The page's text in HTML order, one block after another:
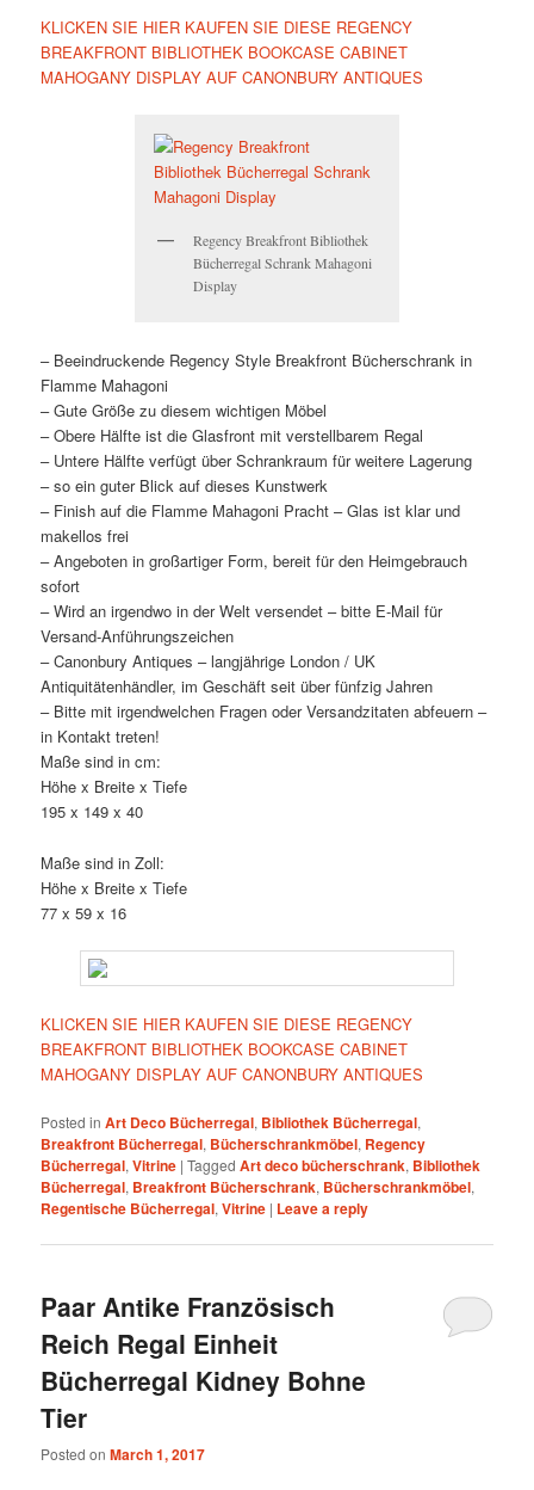
KLICKEN SIE HIER KAUFEN SIE DIESE REGENCY
BREAKFRONT BIBLIOTHEK BOOKCASE CABINET
MAHOGANY DISPLAY AUF CANONBURY ANTIQUES
Regency Breakfront Bibliothek
Bücherregal Schrank Mahagoni
Display
– Beeindruckende Regency Style Breakfront Bücherschrank in
Flamme Mahagoni
– Gute Größe zu diesem wichtigen Möbel
– Obere Hälfte ist die Glasfront mit verstellbarem Regal
– Untere Hälfte verfügt über Schrankraum für weitere Lagerung
– so ein guter Blick auf dieses Kunstwerk
– Finish auf die Flamme Mahagoni Pracht – Glas ist klar und
makellos frei
– Angeboten in großartiger Form, bereit für den Heimgebrauch
sofort
– Wird an irgendwo in der Welt versendet – bitte E-Mail für
Versand-Anführungszeichen
– Canonbury Antiques – langjährige London / UK
Antiquitätenhändler, im Geschäft seit über fünfzig Jahren
– Bitte mit irgendwelchen Fragen oder Versandzitaten abfeuern –
in Kontakt treten!
Maße sind in cm:
Höhe x Breite x Tiefe
195 x 149 x 40
Maße sind in Zoll:
Höhe x Breite x Tiefe
77 x 59 x 16
KLICKEN SIE HIER KAUFEN SIE DIESE REGENCY
BREAKFRONT BIBLIOTHEK BOOKCASE CABINET
MAHOGANY DISPLAY AUF CANONBURY ANTIQUES
Posted in Art Deco Bücherregal, Bibliothek Bücherregal,
Breakfront Bücherregal, Bücherschrankmöbel, Regency
Bücherregal,Vitrine |Tagged Art deco bücherschrank, Bibliothek
Bücherregal, Breakfront Bücherschrank, Bücherschrankmöbel,
Regentische Bücherregal,Vitrine | Leave a reply
Paar Antike Französisch
Reich Regal Einheit
Bücherregal Kidney Bohne
Tier
Posted onMarch 1, 2017